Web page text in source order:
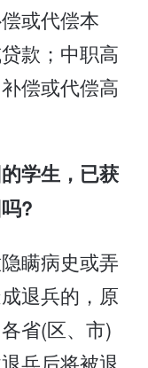
或代偿本
款；中职高
偿或代偿高
学生，已获
?
瞒病史或弄
退兵的，原
省(区、市)
兵后将被退